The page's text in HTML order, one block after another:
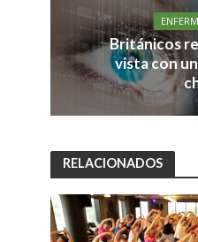
Británicos
vista con
RELACIONADOS